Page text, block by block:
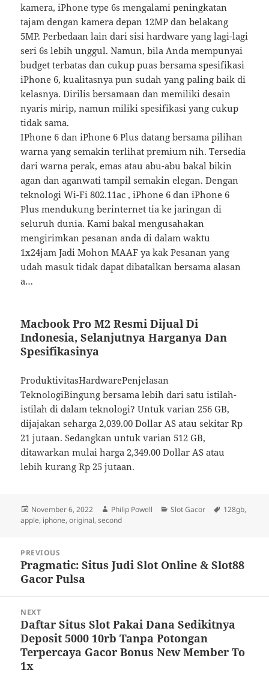
kamera, iPhone type 6s mengalami peningkatan
tajam dengan kamera depan 12MP dan belakang
5MP. Perbedaan lain dari sisi hardware yang lagi-lagi
seri 6s lebih unggul. Namun, bila Anda mempunyai
budget terbatas dan cukup puas bersama spesifikasi
iPhone 6, kualitasnya pun sudah yang paling baik di
kelasnya. Dirilis bersamaan dan memiliki desain
nyaris mirip, namun miliki spesifikasi yang cukup
tidak sama.
IPhone 6 dan iPhone 6 Plus datang bersama pilihan
warna yang semakin terlihat premium nih. Tersedia
dari warna perak, emas atau abu-abu bakal bikin
agan dan aganwati tampil semakin elegan. Dengan
teknologi Wi-Fi 802.11ac , iPhone 6 dan iPhone 6
Plus mendukung berinternet tia ke jaringan di
seluruh dunia. Kami bakal mengusahakan
mengirimkan pesanan anda di dalam waktu
1x24jam Jadi Mohon MAAF ya kak Pesanan yang
udah masuk tidak dapat dibatalkan bersama alasan
a…
Macbook Pro M2 Resmi Dijual Di
Indonesia, Selanjutnya Harganya Dan
Spesifikasinya
ProduktivitasHardwarePenjelasan
TeknologiBingung bersama lebih dari satu istilah-
istilah di dalam teknologi? Untuk varian 256 GB,
dijajakan seharga 2,039.00 Dollar AS atau sekitar Rp
21 jutaan. Sedangkan untuk varian 512 GB,
ditawarkan mulai harga 2,349.00 Dollar AS atau
lebih kurang Rp 25 jutaan.
Posted
on
November 6, 2022 Author
Philip Powell Categories
Slot Gacor Tags
128gb,
apple, iphone,original,second
navigation
PREVIOUS
Previous
post:
Pragmatic: Situs Judi Slot Online & Slot88
Gacor Pulsa
NEXT
Next
post:
Daftar Situs Slot Pakai Dana Sedikitnya
Deposit 5000 10rb Tanpa Potongan
Terpercaya Gacor Bonus New Member To
1x